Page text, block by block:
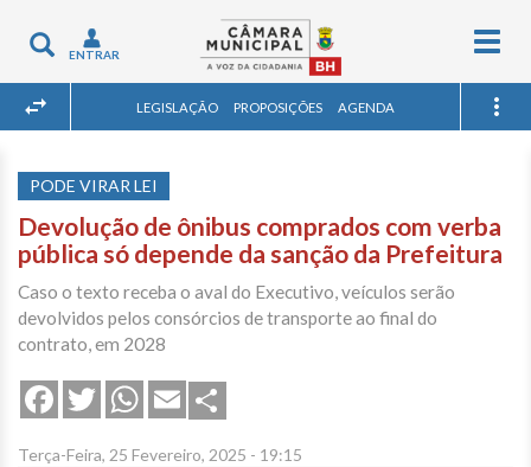
Toggle
navigation
ENTRAR
LEGISLAÇÃO PROPOSIÇÕES AGENDA
PODE VIRAR LEI
Devolução de ônibus comprados com verba
pública só depende da sanção da Prefeitura
Caso o texto receba o aval do Executivo, veículos serão
devolvidos pelos consórcios de transporte ao final do
contrato, em 2028
FacebookTwitterWhatsApp
Email
Terça-Feira, 25 Fevereiro, 2025 - 19:15